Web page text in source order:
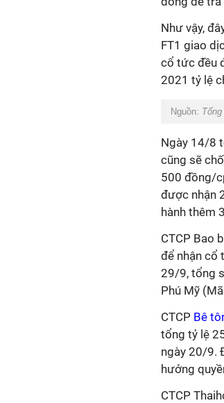
Như vậy,
FT1 giao
cổ tức đều
2021 tỷ lệ
Nguồn:
Ngày 14/8
cũng sẽ
500 đồng/
được nhận
hành thêm
CTCP Bao
để nhận cổ
29/9, tổng
Phú Mỹ
CTCP Bê
tổng tỷ lệ
ngày 20/9.
hưởng
CTCP